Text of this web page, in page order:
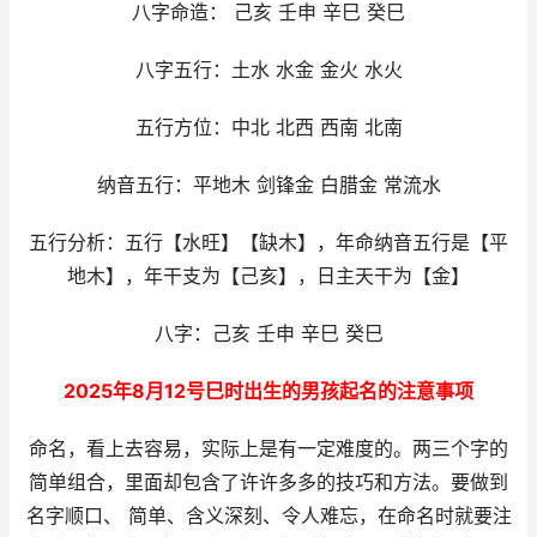
八字命造： 己亥 壬申 辛巳 癸巳
八字五行：土水 水金 金火 水火
五行方位：中北 北西 西南 北南
纳音五行：平地木 剑锋金 白腊金 常流水
五行分析：五行【水旺】【缺木】，年命纳音五行是【平
地木】，年干支为【己亥】，日主天干为【金】
八字：己亥 壬申 辛巳 癸巳
2025年8月12号巳时出生的男孩起名的注意事项
命名，看上去容易，实际上是有一定难度的。两三个字的
简单组合，里面却包含了许许多多的技巧和方法。要做到
名字顺口、 简单、含义深刻、令人难忘，在命名时就要注